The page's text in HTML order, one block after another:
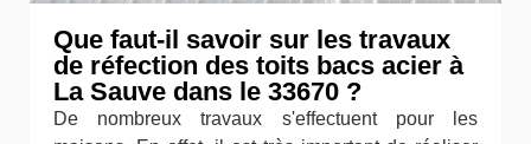
Que faut-il savoir sur les travaux
de réfection des toits bacs acier à
La Sauve dans le 33670 ?
De nombreux travaux s'effectuent pour les